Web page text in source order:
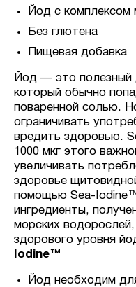
Йод с комплексом
Без глютена
Пищевая добавка
Йод — это полезный
который обычно
поваренной солью.
ограничивать
вредить здоровью.
1000 мкг этого
увеличивать
здоровье
помощью Sea-
ингредиенты,
морских
здорового уровня
Iodine™
Йод необходим